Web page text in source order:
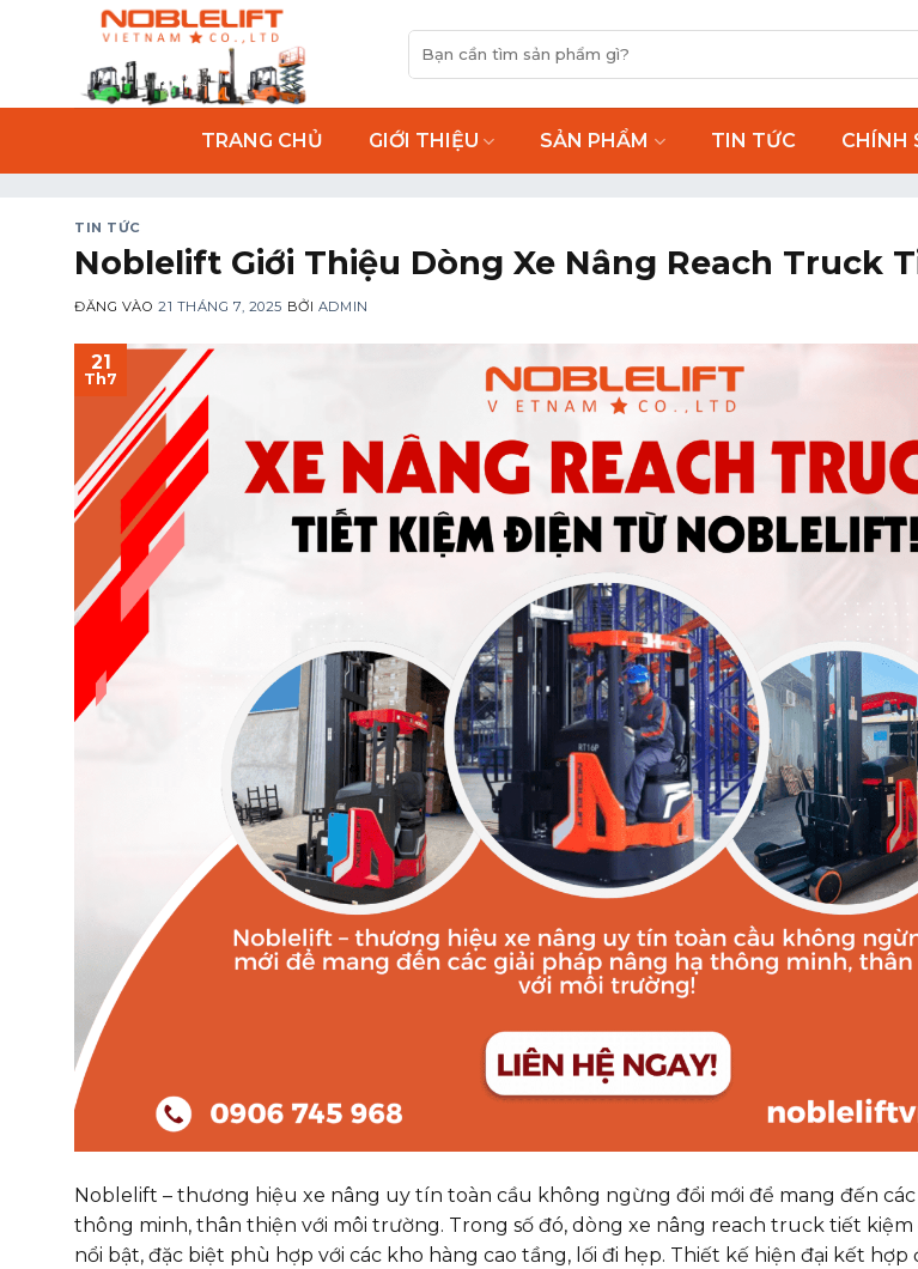
dung
Tìm
kiếm:
TRANG CHỦ GIỚI THIỆU SẢN PHẨM TIN TỨC CHÍNH
TIN TỨC
Noblelift Giới Thiệu Dòng Xe Nâng Reach Truck
ĐĂNG VÀO21 THÁNG 7, 2025 BỞI ADMIN
21
Th7
Noblelift – thương hiệu xe nâng uy tín toàn cầu không ngừng đổi mới để mang đến các
thông minh, thân thiện với môi trường. Trong số đó, dòng xe nâng reach truck tiết
nổi bật, đặc biệt phù hợp với các kho hàng cao tầng, lối đi hẹp. Thiết kế hiện đại kết